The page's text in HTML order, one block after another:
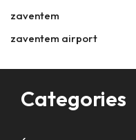
zaventem
zaventem airport
Categories